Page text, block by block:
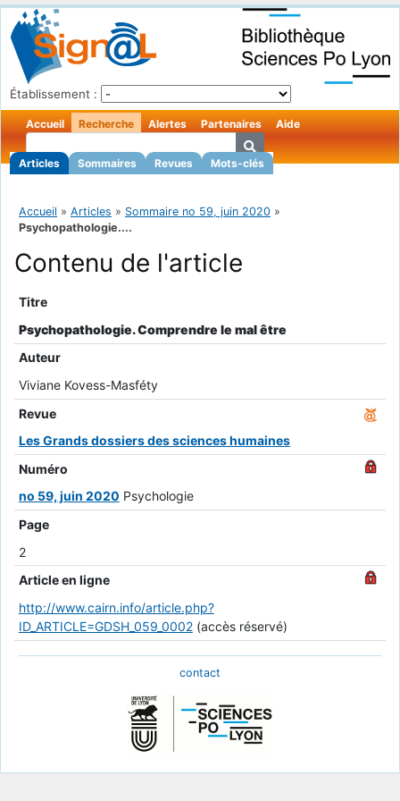
Établissement :
Accueil Recherche
Articles Sommaires Revues Mots-clés
Alertes Partenaires Aide
Accueil » Articles » Sommaire no 59, juin 2020 »
Psychopathologie....
Contenu de l'article
Titre
Psychopathologie. Comprendre le mal être
Auteur
Viviane Kovess-Masféty
Revue
Les Grands dossiers des sciences humaines
Numéro
no 59, juin 2020 Psychologie
Page
2
Article en ligne
http://www.cairn.info/article.php?
ID_ARTICLE=GDSH_059_0002(accès réservé)
contact